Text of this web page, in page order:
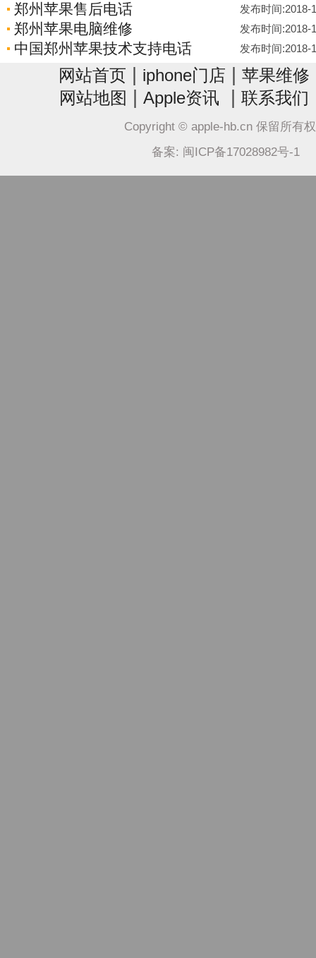
郑州苹果售后电话 发布时间:2018-
郑州苹果电脑维修 发布时间:2018-
中国郑州苹果技术支持电话 发布时间:2018-
网站首页 iphone门店 苹果维修
网站地图 Apple资讯 联系我们
Copyright © apple-hb.cn 保留所有
备案: 闽ICP备17028982号-1